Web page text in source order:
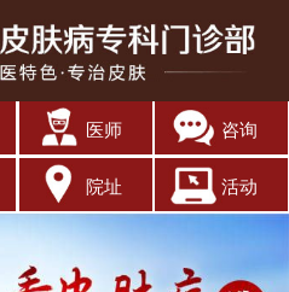
医师 咨询
院址 活动